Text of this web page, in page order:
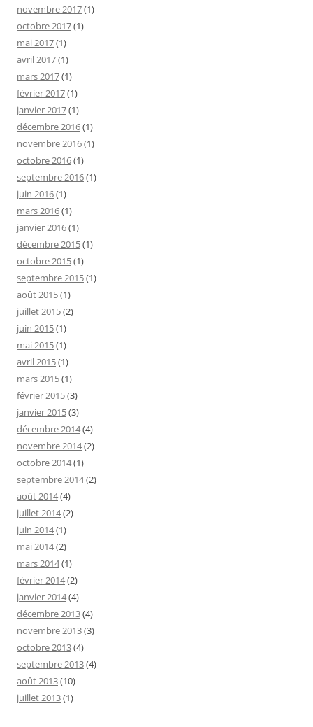
novembre 2017(1)
octobre 2017(1)
mai 2017(1)
avril 2017(1)
mars 2017(1)
février 2017(1)
janvier 2017(1)
décembre 2016(1)
novembre 2016(1)
octobre 2016(1)
septembre 2016(1)
juin 2016(1)
mars 2016(1)
janvier 2016(1)
décembre 2015(1)
octobre 2015(1)
septembre 2015(1)
août 2015(1)
juillet 2015(2)
juin 2015(1)
mai 2015(1)
avril 2015(1)
mars 2015(1)
février 2015(3)
janvier 2015(3)
décembre 2014(4)
novembre 2014(2)
octobre 2014(1)
septembre 2014(2)
août 2014(4)
juillet 2014(2)
juin 2014(1)
mai 2014(2)
mars 2014(1)
février 2014(2)
janvier 2014(4)
décembre 2013(4)
novembre 2013(3)
octobre 2013(4)
septembre 2013(4)
août 2013(10)
juillet 2013(1)